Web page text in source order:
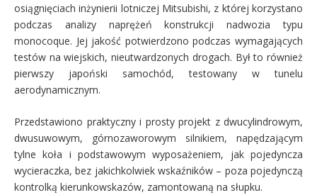
osiągnięciach inżynierii lotniczej Mitsubishi, z której korzystano
podczas analizy naprężeń konstrukcji nadwozia typu
monocoque. Jej jakość potwierdzono podczas wymagających
testów na wiejskich, nieutwardzonych drogach. Był to również
pierwszy japoński samochód, testowany w tunelu
aerodynamicznym.
Przedstawiono praktyczny i prosty projekt z dwucylindrowym,
dwusuwowym, górnozaworowym silnikiem, napędzającym
tylne koła i podstawowym wyposażeniem, jak pojedyncza
wycieraczka, bez jakichkolwiek wskaźników – poza pojedynczą
kontrolką kierunkowskazów, zamontowaną na słupku.